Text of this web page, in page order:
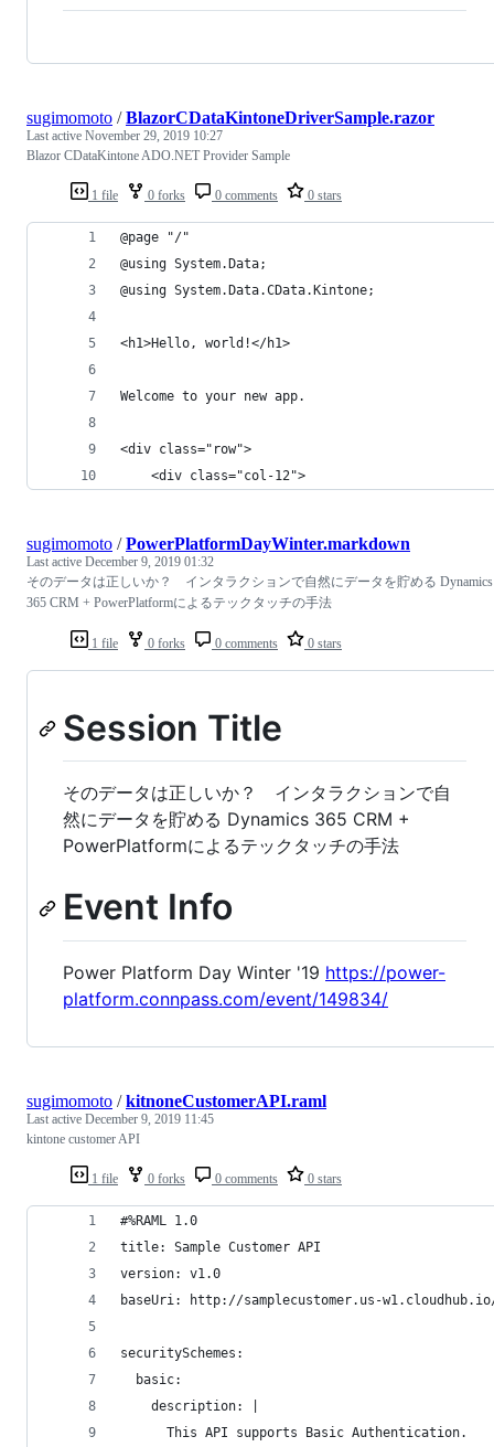
1 file 0 forks 0 comments 0 stars
sugimomoto /BlazorCDataKintoneDriverSample.razor
Last active November 29, 2019 10:27
Blazor CDataKintone ADO.NET Provider Sample
@page "/"
@using System.Data;
@using System.Data.CData.Kintone;
<h1>Hello, world!</h1>
Welcome to your new app.
<div class="row">
    <div class="col-12">
1 file 0 forks 0 comments 0 stars
sugimomoto /PowerPlatformDayWinter.markdown
Last active December 9, 2019 01:32
そのデータは正しいか？ インタラクションで自然にデータを貯める Dynamics
365 CRM + PowerPlatformによるテックタッチの手法
Session Title
そのデータは正しいか？ インタラクションで自
然にデータを貯める Dynamics 365 CRM +
PowerPlatformによるテックタッチの手法
Event Info
Power Platform Day Winter '19 https://power-
platform.connpass.com/event/149834/
1 file 0 forks 0 comments 0 stars
sugimomoto /kitnoneCustomerAPI.raml
Last active December 9, 2019 11:45
kintone customer API
#%RAML 1.0
title: Sample Customer API
version: v1.0
baseUri: http://samplecustomer.us-
securitySchemes:
  basic:
    description: |
      This API supports Basic Authentication.